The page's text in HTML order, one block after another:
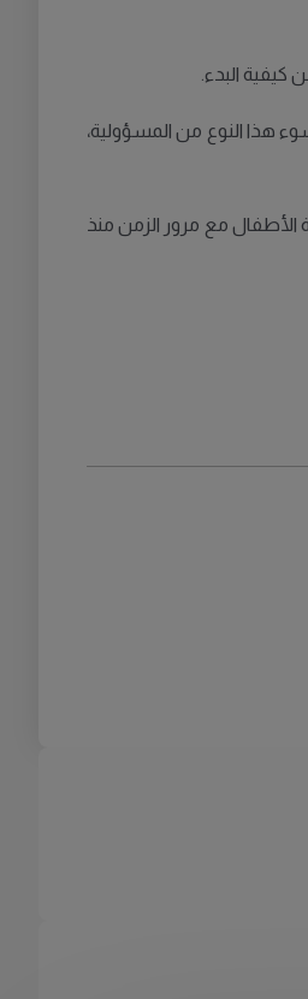
كيفية البدء.
هذا النوع من المسؤولية،
الأطفال مع مرور الزمن منذ